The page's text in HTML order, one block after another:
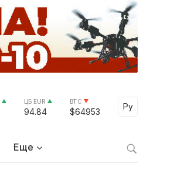
ЦБ EUR
94.84
BTC
$64953
Ру
Select
Еще